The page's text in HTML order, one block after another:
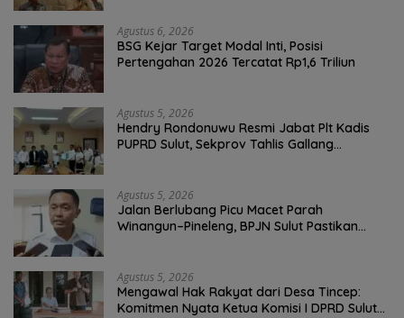
Agustus 6, 2026
BSG Kejar Target Modal Inti, Posisi
Pertengahan 2026 Tercatat Rp1,6 Triliun
Agustus 5, 2026
Hendry Rondonuwu Resmi Jabat Plt Kadis
PUPRD Sulut, Sekprov Tahlis Gallang
Agustus 5, 2026
Jalan Berlubang Picu Macet Parah
Winangun–Pineleng, BPJN Sulut Pastikan
Agustus 5, 2026
Mengawal Hak Rakyat dari Desa Tincep:
Komitmen Nyata Ketua Komisi I DPRD Sulut